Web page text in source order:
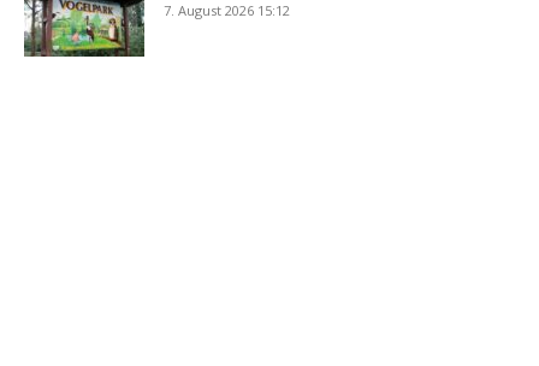
7. August 2026 15:12